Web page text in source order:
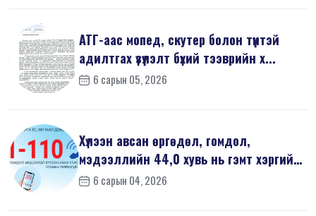
АТГ-аас мопед, скутер болон түүнтэй
адилтгах үзүүлэлт бүхий тээврийн х...
6 сарын 05, 2026
Хүлээн авсан өргөдөл, гомдол,
мэдээллийн 44,0 хувь нь гэмт хэргийн
шин...
6 сарын 04, 2026